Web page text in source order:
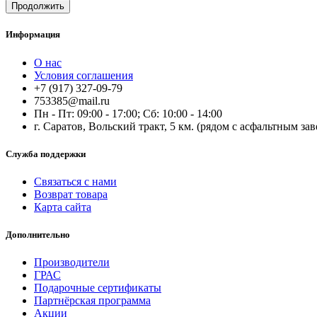
Продолжить
Информация
О нас
Условия соглашения
+7 (917) 327-09-79
753385@mail.ru
Пн - Пт: 09:00 - 17:00; Сб: 10:00 - 14:00
г. Саратов, Вольский тракт, 5 км. (рядом с асфальтным
Служба поддержки
Связаться с нами
Возврат товара
Карта сайта
Дополнительно
Производители
ГРАС
Подарочные сертификаты
Партнёрская программа
Акции